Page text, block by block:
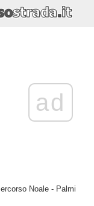
ad
Noale - Palmi